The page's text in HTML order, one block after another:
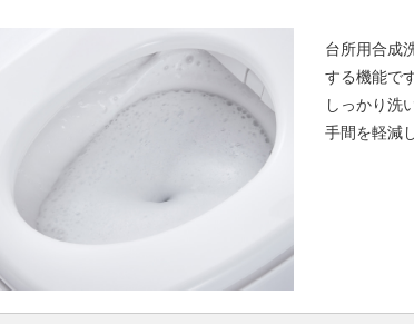
台所用合成
する機能で
しっかり洗
手間を軽減